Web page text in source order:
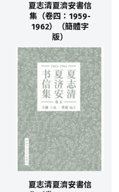
夏志清夏濟安書信
集（卷四：1959-
1962）（簡體字
版）
夏志清夏濟安書信